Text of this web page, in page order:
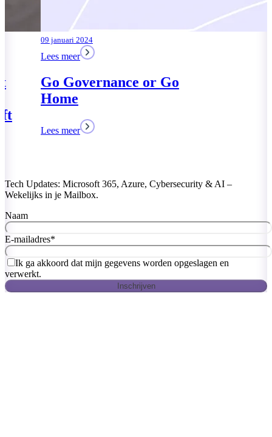
09 januari 2024
Lees meer
Go Governance or Go
Home
Lees meer
Tech Updates: Microsoft 365, Azure, Cybersecurity & AI –
Wekelijks in je Mailbox.
Naam
E-mailadres*
Ik ga akkoord dat mijn gegevens worden opgeslagen en
verwerkt.
Inschrijven